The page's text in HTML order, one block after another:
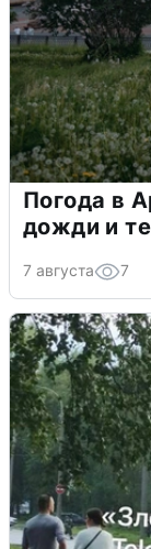
Погода в
дожди и
7 августа 7